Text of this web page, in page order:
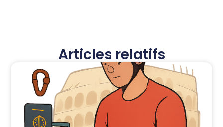
Articles relatifs